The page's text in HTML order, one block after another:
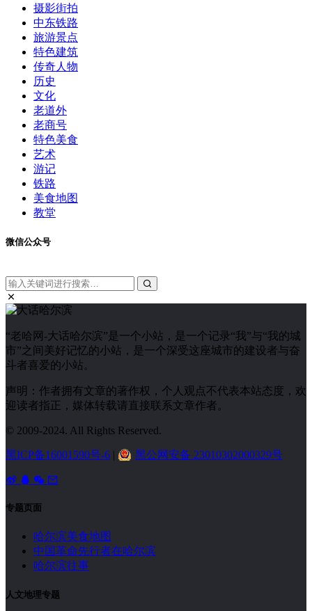
摄影街拍
中东铁路
旅游景点
特色建筑
传奇人物
历史
文化
老道外
老商号
特色美食
艺术
游记
铁路
美食地图
教堂
微信公众号
“老哈网-大话哈尔滨”是一个小站，是一个记录“我”与“我的城
市”之间美好记忆的小站，是一个深受这座城市的建设者与奋
斗者喜爱的小站。
声明：作者拥有文章的著作权，个人观点不代表本站态度，欢
迎读者指正，媒体转载请直接联系文章作者。
© 2009-2024. All Rights Reserved.
黑ICP备16001590号-6 | 黑公网安备 23010302000329号
专题页面
哈尔滨美食地图
中国革命先行者在哈尔滨
哈尔滨往事
人文地理专题